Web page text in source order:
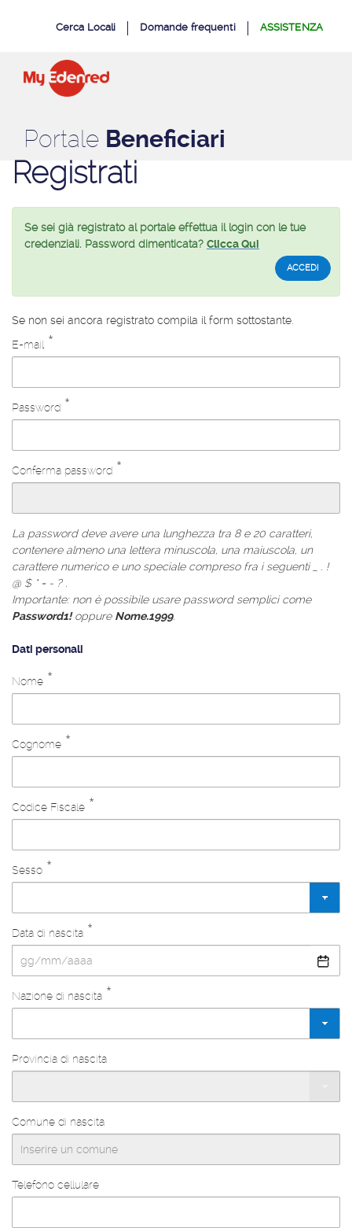
Portale
Beneficiari
Edenred:
registrazione
Cerca Locali Domande frequenti ASSISTENZA
Portale Beneficiari
Registrati
Se sei già registrato al portale effettua il login con le tue
credenziali. Password dimenticata? Clicca Qui
ACCEDI
Se non sei ancora registrato compila il form sottostante.
D
a
d
c
E-mail *
Password *
Conferma password *
La password deve avere una lunghezza tra 8 e 20 caratteri,
contenere almeno una lettera minuscola, una maiuscola, un
carattere numerico e uno speciale compreso fra i seguenti _ . !
@ $ * = - ? .
Importante: non è possibile usare password semplici come
Password1!oppure Nome.1999.
Dati personali
Nome *
Cognome *
Codice Fiscale *
Sesso *
Data di nascita *
Nazione di nascita *
Provincia di nascita
Comune di nascita
Telefono cellulare